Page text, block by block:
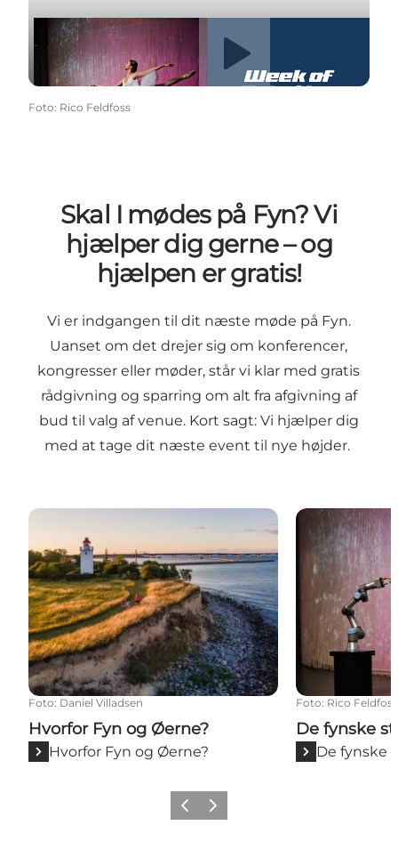
Foto: Rico Feldfoss
Skal I mødes på Fyn? Vi
hjælper dig gerne – og
hjælpen er gratis!
Vi er indgangen til dit næste møde på Fyn.
Uanset om det drejer sig om konferencer,
kongresser eller møder, står vi klar med gratis
rådgivning og sparring om alt fra afgivning af
bud til valg af venue. Kort sagt: Vi hjælper dig
med at tage dit næste event til nye højder.
Hvorfor Fyn og Øerne?
Foto: Daniel Villadsen
Hvorfor Fyn og Øerne?
Hvorfor Fyn og Øerne?
De fynske
Foto: Rico Feldfoss
De fynske
De fynske
ForrigeNæste